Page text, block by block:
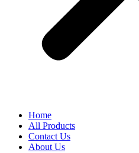
Home
All Products
Contact Us
About Us